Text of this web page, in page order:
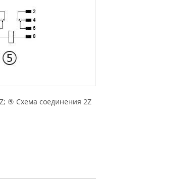
⑤ Схема соединения 2Z